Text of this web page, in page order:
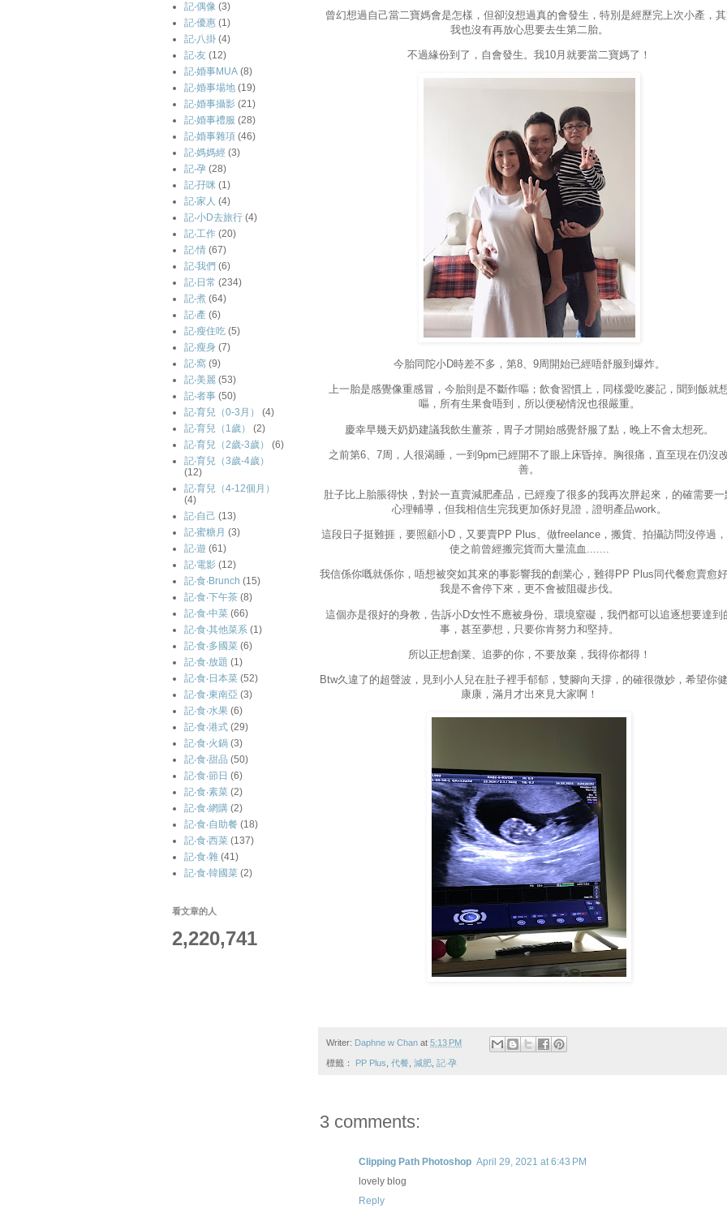
曾幻想過自己當二寶媽會是怎樣，但卻沒想過真的會發生，特別是經歷完上次小產，
我也沒有再放心思要去生第二胎。
不過緣份到了，自會發生。我10月就要當二寶媽了！
今胎同陀小D時差不多，第8、9周開始已經唔舒服到爆炸。
上一胎是感覺像重感冒，今胎則是不斷作嘔；飲食習慣上，同樣愛吃麥記，聞到飯就
嘔，所有生果食唔到，所以便秘情況也很嚴重。
慶幸早幾天奶奶建議我飲生薑茶，胃子才開始感覺舒服了點，晚上不會太想死。
之前第6、7周，人很渴睡，一到9pm已經開不了眼上床昏掉。胸很痛，直至現在仍沒
善。
肚子比上胎脹得快，對於一直賣減肥產品，已經瘦了很多的我再次胖起來，的確需要一
心理輔導，但我相信生完我更加係好見證，證明產品work。
這段日子挺難捱，要照顧小D，又要賣PP Plus、做freelance，搬貨、拍攝訪問沒停過
使之前曾經搬完貨而大量流血.......
我信係你嘅就係你，唔想被突如其來的事影響我的創業心，難得PP Plus同代餐愈賣愈
我是不會停下來，更不會被阻礙步伐。
這個亦是很好的身教，告訴小D女性不應被身份、環境窒礙，我們都可以追逐想要達到
事，甚至夢想，只要你肯努力和堅持。
所以正想創業、追夢的你，不要放棄，我得你都得！
Btw久違了的超聲波，見到小人兒在肚子裡手郁郁，雙腳向天撐，的確很微妙，希望你
康康，滿月才出來見大家啊！
Writer: Daphne w Chan at 5:13 PM
標籤： PP Plus 代餐 減肥 記‧孕
3 comments:
Clipping Path Photoshop April 29, 2021 at 6:43 PM
lovely blog
Reply
記‧偶像 (3)
記‧優惠 (1)
記‧八掛 (4)
記‧友 (12)
記‧婚事MUA (8)
記‧婚事場地 (19)
記‧婚事攝影 (21)
記‧婚事禮服 (28)
記‧婚事雜項 (46)
記‧媽媽經 (3)
記‧孕 (28)
記‧孖咪 (1)
記‧家人 (4)
記‧小D去旅行 (4)
記‧工作 (20)
記‧情 (67)
記‧我們 (6)
記‧日常 (234)
記‧煮 (64)
記‧產 (6)
記‧瘦住吃 (5)
記‧瘦身 (7)
記‧窩 (9)
記‧美麗 (53)
記‧者事 (50)
記‧育兒（0-3月）
(4)
記‧育兒（1歲）
(2)
記‧育兒（2歲-3歲）
(6)
記‧育兒（3歲-4歲）
(12)
記‧育兒（4-12個月）
(4)
記‧自己 (13)
記‧蜜糖月 (3)
記‧遊 (61)
記‧電影 (12)
記‧食‧Brunch (15)
記‧食‧下午茶 (8)
記‧食‧中菜 (66)
記‧食‧其他菜系 (1)
記‧食‧多國菜 (6)
記‧食‧放題 (1)
記‧食‧日本菜 (52)
記‧食‧東南亞 (3)
記‧食‧水果 (6)
記‧食‧港式 (29)
記‧食‧火鍋 (3)
記‧食‧甜品 (50)
記‧食‧節日 (6)
記‧食‧素菜 (2)
記‧食‧網購 (2)
記‧食‧自助餐 (18)
記‧食‧西菜 (137)
記‧食‧雜 (41)
記‧食‧韓國菜 (2)
看文章的人
2,220,741